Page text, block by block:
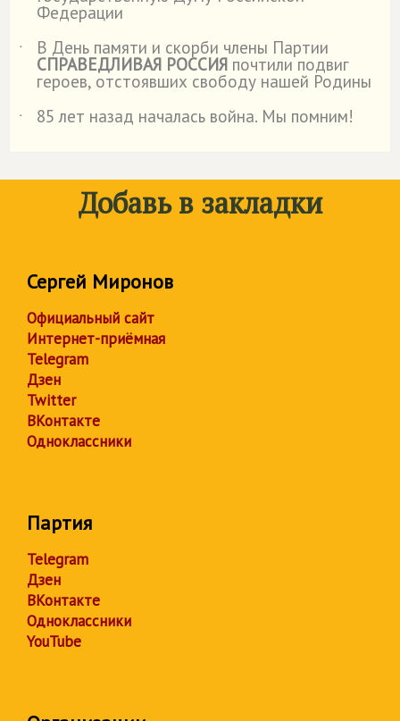
Федерации
˙
В День памяти и скорби члены Партии
СПРАВЕДЛИВАЯ РОССИЯ почтили подвиг
героев, отстоявших свободу нашей Родины
˙
85 лет назад началась война. Мы помним!
Добавь в закладки
Сергей Миронов
Официальный сайт
Интернет-приёмная
Telegram
Дзен
Twitter
ВКонтакте
Одноклассники
Партия
Telegram
Дзен
ВКонтакте
Одноклассники
YouTube